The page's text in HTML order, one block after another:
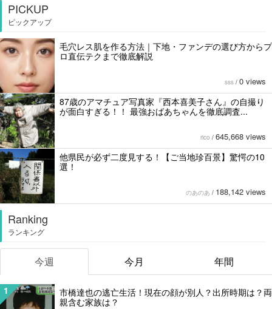
PICKUP
ピックアップ
毛穴レス肌を作る方法｜下地・ファンデの選び方からプ
ロ直伝テクまで徹底解説
sss / 0 views
87歳のアマチュア写真家『西本喜美子さん』の自撮り
が面白すぎる！！ 最強おばあちゃんを徹底調査...
rico / 645,668 views
他県民が必ず二度見する！【ご当地珍百景】驚愕の10
選！
のあのあ / 188,142 views
Ranking
ランキング
今週 今月 年間
1
市橋達也の逃亡生活！現在の顔が別人？出所時期は？両
親含む家族は？